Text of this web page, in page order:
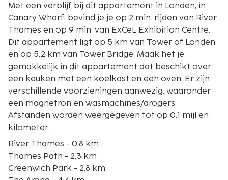
Met een verblijf bij dit appartement in Londen, in
Canary Wharf, bevind je je op 2 min. rijden van River
Thames en op 9 min. van ExCeL Exhibition Centre.
Dit appartement ligt op 5 km van Tower of Londen
en op 5,2 km van Tower Bridge. Maak het je
gemakkelijk in dit appartement dat beschikt over
een keuken met een koelkast en een oven. Er zijn
verschillende voorzieningen aanwezig, waaronder
een magnetron en wasmachines/drogers.
Afstanden worden weergegeven tot op 0,1 mijl en
kilometer.
River Thames - 0,8 km
Thames Path - 2,3 km
Greenwich Park - 2,8 km